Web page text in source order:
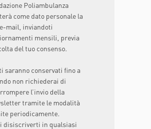
Poliambulanza
come dato personale la
mail, inviandoti
mensili, previa
del tuo consenso.
saranno conservati fino a
non richiederai di
l’invio della
tramite le modalità
periodicamente.
disiscriverti in qualsiasi